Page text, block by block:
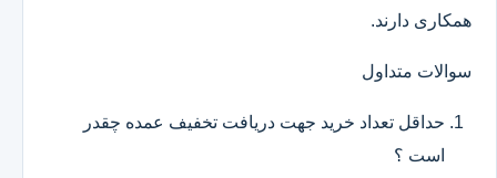
همکاری دارند.
سوالات متداول
حداقل تعداد خرید جهت دریافت تخفیف عمده چقدر
است ؟